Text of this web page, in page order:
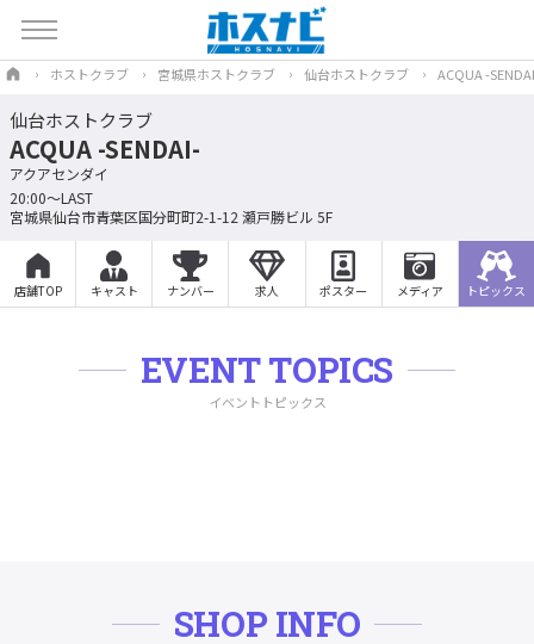
ホストクラブ 宮城県ホストクラブ 仙台ホストクラブ ACQUA -
仙台ホストクラブ
ACQUA -SENDAI-
アクアセンダイ
20:00～LAST
宮城県仙台市青葉区国分町町2-1-12 瀬戸勝ビル 5F
店舗TOP キャスト ナンバー 求人 ポスター メディア トピックス
EVENT TOPICS
イベントトピックス
SHOP INFO